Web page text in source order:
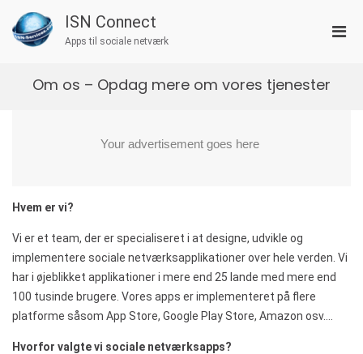
content
ISN Connect
Apps til sociale netværk
Om os – Opdag mere om vores tjenester
Hvem er vi?
Vi er et team, der er specialiseret i at designe, udvikle og
implementere sociale netværksapplikationer over hele verden. Vi
har i øjeblikket applikationer i mere end 25 lande med mere end
100 tusinde brugere. Vores apps er implementeret på flere
platforme såsom App Store, Google Play Store, Amazon osv….
Hvorfor valgte vi sociale netværksapps?